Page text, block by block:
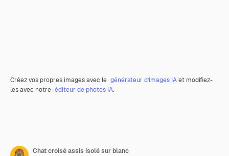
Créez vos propres images avec le générateur d’images IAet modifiez-
les avec notre éditeur de photos IA.
Chat croisé assis isolé sur blanc